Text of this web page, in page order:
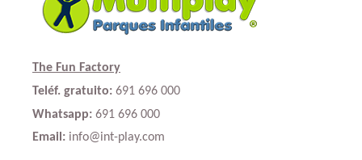
The Fun Factory
Teléf. gratuito: 691 696 000
Whatsapp: 691 696 000
Email: info@int-play.com